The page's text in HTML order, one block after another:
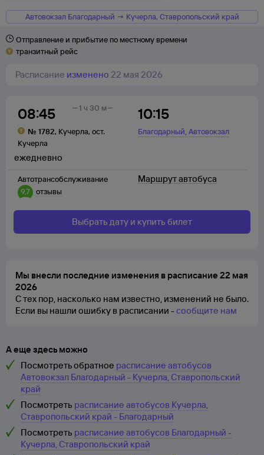
Автовокзал Благодарный → Кучерла, Ставропольский край
Отправление и прибытие по местному времени
транзитный рейс
Расписание изменено 22 мая 2026
08:45
№ 1782, Кучерла, ост.
Кучерла
10:15
Благодарный,Автовокзал
1 ч 30 м
Автотрансобслуживание
9,7
отзывы
ежедневно
Маршрут автобуса
Выбрать дату и купить билет
Мы внесли последние изменения в расписание 22 мая
2026
С тех пор, насколько нам известно, изменений не было.
Если вы нашли ошибку в расписании -сообщите нам
А еще здесь можно
Посмотреть обратное расписание автобусов
Автовокзал Благодарный - Кучерла, Ставропольский
край
Посмотреть расписание автобусов Кучерла,
Ставропольский край - Благодарный
Посмотреть расписание автобусов Благодарный -
Кучерла, Ставропольский край